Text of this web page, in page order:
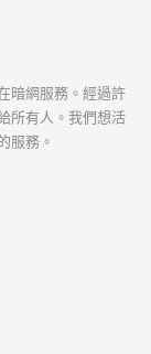
暗網服務。經過許
所有人。我們想活
服務。